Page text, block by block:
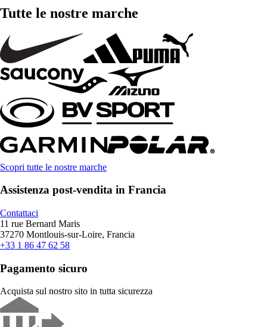
Tutte le nostre marche
Scopri tutte le nostre marche
Assistenza post-vendita in Francia
Contattaci
11 rue Bernard Maris
37270 Montlouis-sur-Loire, Francia
+33 1 86 47 62 58
Pagamento sicuro
Acquista sul nostro sito in tutta sicurezza